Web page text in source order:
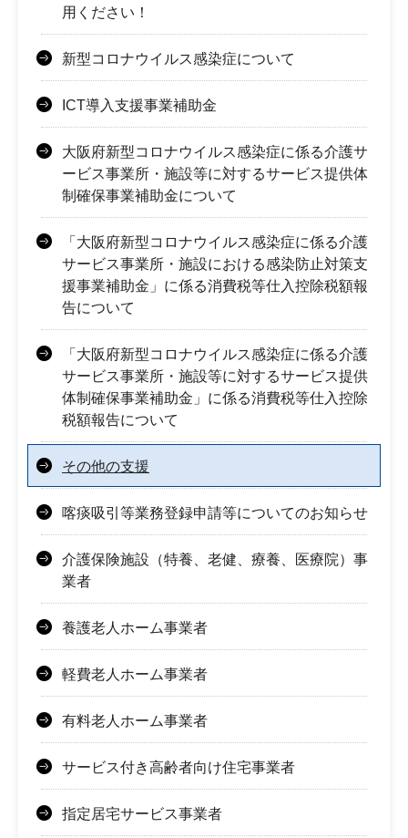
用ください！
新型コロナウイルス感染症について
ICT導入支援事業補助金
大阪府新型コロナウイルス感染症に係る介護サ
ービス事業所・施設等に対するサービス提供体
制確保事業補助金について
「大阪府新型コロナウイルス感染症に係る介護
サービス事業所・施設における感染防止対策支
援事業補助金」に係る消費税等仕入控除税額報
告について
「大阪府新型コロナウイルス感染症に係る介護
サービス事業所・施設等に対するサービス提供
体制確保事業補助金」に係る消費税等仕入控除
税額報告について
その他の支援
喀痰吸引等業務登録申請等についてのお知らせ
介護保険施設（特養、老健、療養、医療院）事
業者
養護老人ホーム事業者
軽費老人ホーム事業者
有料老人ホーム事業者
サービス付き高齢者向け住宅事業者
指定居宅サービス事業者